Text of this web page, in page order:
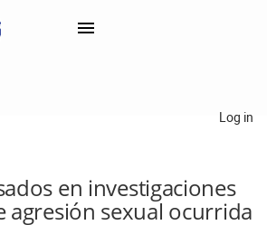
Log in
​​en investigaciones
agresión sexual ocurrida